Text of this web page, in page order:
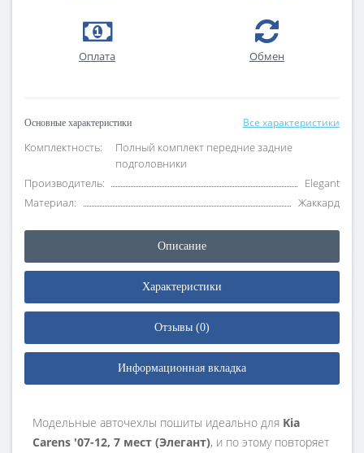
Оплата Обмен
Основные характеристики Все характеристики
Комплектность:
Полный комплект передние задние
подголовники
Производитель:
Elegant
Материал:
Жаккард
Описание
Характеристики
Отзывы (0)
Информационная вкладка
Модельные авточехлы пошиты идеально для Kia
Carens '07-12, 7 мест (Элегант), и по этому повторяет